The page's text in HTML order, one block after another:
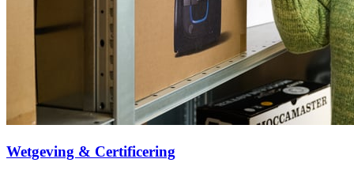
Wetgeving & Certificering